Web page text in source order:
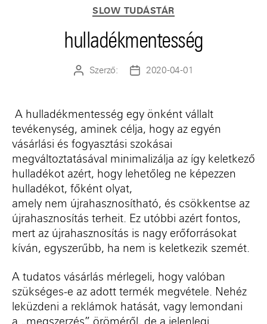
Kategóriák
SLOW TUDÁSTÁR
hulladékmentesség
Bejegyzés
Szerző:
Bejegyzés
2020-04-01
A hulladékmentesség egy önként vállalt
tevékenység, aminek célja, hogy az egyén
vásárlási és fogyasztási szokásai
megváltoztatásával minimalizálja az így keletkező
hulladékot azért, hogy lehetőleg ne képezzen
hulladékot, főként olyat,
amely nem újrahasznosítható, és csökkentse az
újrahasznosítás terheit. Ez utóbbi azért fontos,
mert az újrahasznosítás is nagy erőforrásokat
kíván, egyszerűbb, ha nem is keletkezik szemét.
A tudatos vásárlás mérlegeli, hogy valóban
szükséges-e az adott termék megvétele. Nehéz
leküzdeni a reklámok hatását, vagy lemondani
a „megszerzés” öröméről, de a jelenlegi